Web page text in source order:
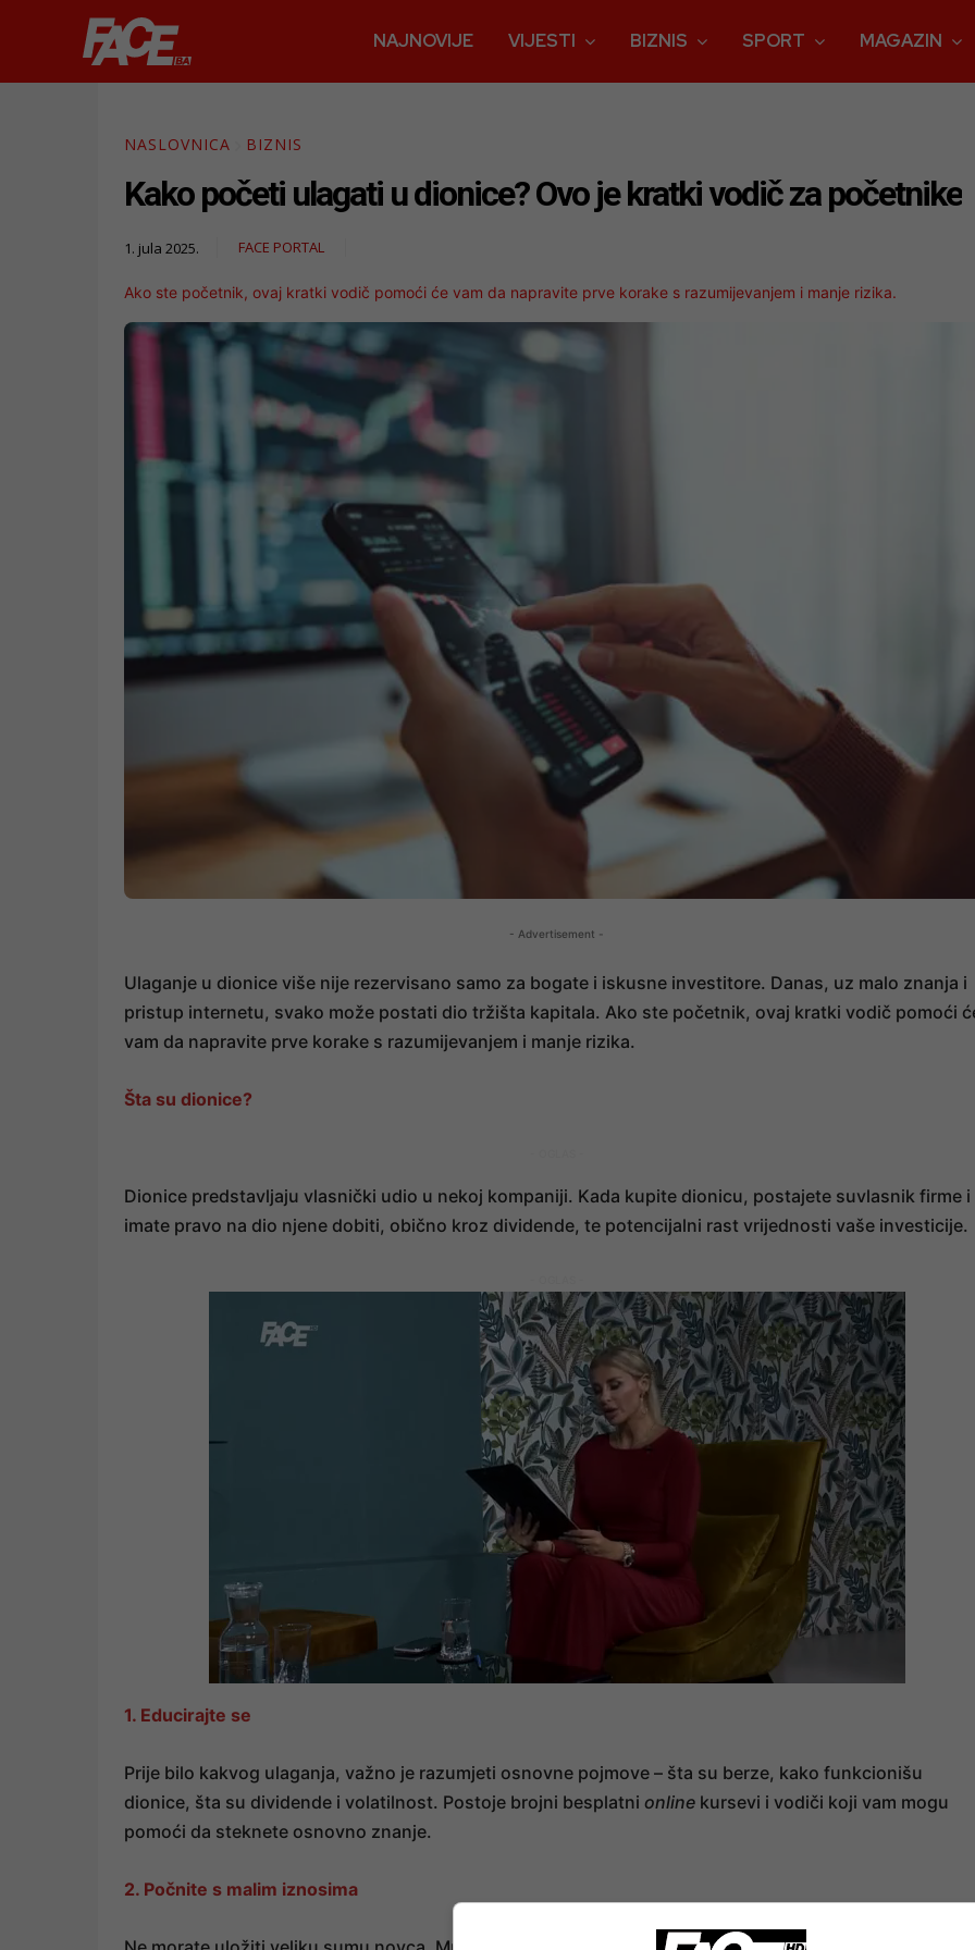
NAJNOVIJE VIJESTI BIZNIS SPORT MAGAZIN
NASLOVNICA BIZNIS
Kako početi ulagati u dionice? Ovo je kratki vodič za početnike
1. jula 2025. FACE PORTAL
Ako ste početnik, ovaj kratki vodič pomoći će vam da napravite prve korake s razumijevanjem i manje rizika.
- Advertisement -
Ulaganje u dionice više nije rezervisano samo za bogate i iskusne investitore. Danas, uz malo znanja i
pristup internetu, svako može postati dio tržišta kapitala. Ako ste početnik, ovaj kratki vodič pomoći
vam da napravite prve korake s razumijevanjem i manje rizika.
Šta su dionice?
Dionice predstavljaju vlasnički udio u nekoj kompaniji. Kada kupite dionicu, postajete suvlasnik firme i
imate pravo na dio njene dobiti, obično kroz dividende, te potencijalni rast vrijednosti vaše investicije.
1. Educirajte se
Prije bilo kakvog ulaganja, važno je razumjeti osnovne pojmove – šta su berze, kako funkcionišu
dionice, šta su dividende i volatilnost. Postoje brojni besplatni online kursevi i vodiči koji vam mogu
pomoći da steknete osnovno znanje.
2. Počnite s malim iznosima